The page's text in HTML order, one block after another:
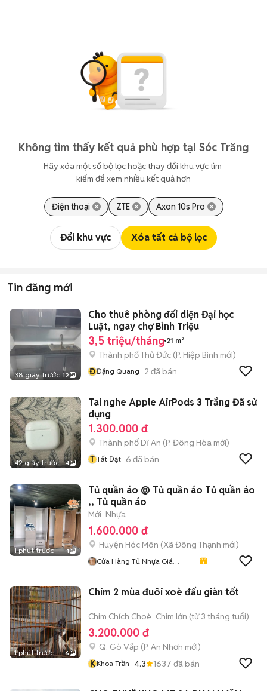
Không tìm thấy kết quả phù hợp tại Sóc Trăng
Hãy xóa một số bộ lọc hoặc thay đổi khu vực tìm
kiếm để xem nhiều kết quả hơn
Điện thoại ZTE Axon 10s Pro
Đổi khu vực Xóa tất cả bộ lọc
Tin đăng mới
38 giây trước 12
Cho thuê phòng đối diện Đại học
Luật, ngay chợ Bình Triệu
3,5 triệu/tháng 21 m²
Thành phố Thủ Đức (P. Hiệp Bình mới)
ĐĐặng Quang 2 đã bán
42 giây trước 4
Tai nghe Apple AirPods 3 Trắng Đã sử
dụng
1.300.000 đ
Thành phố Dĩ An (P. Đông Hòa mới)
T Tất Đạt 6 đã bán
1 phút trước 1
Tủ quần áo @ Tủ quần áo Tủ quần áo
,, Tủ quần áo
Mới Nhựa
1.600.000 đ
Huyện Hóc Môn (Xã Đông Thạnh mới)
Cửa Hàng Tủ Nhựa Giá
1 phút trước 6
Chim 2 mùa đuôi xoè đấu giàn tốt
Chim Chích Choè Chim lớn (từ 3 tháng tuổi)
3.200.000 đ
Q. Gò Vấp (P. An Nhơn mới)
KKhoa Trần 4.3 1637 đã bán